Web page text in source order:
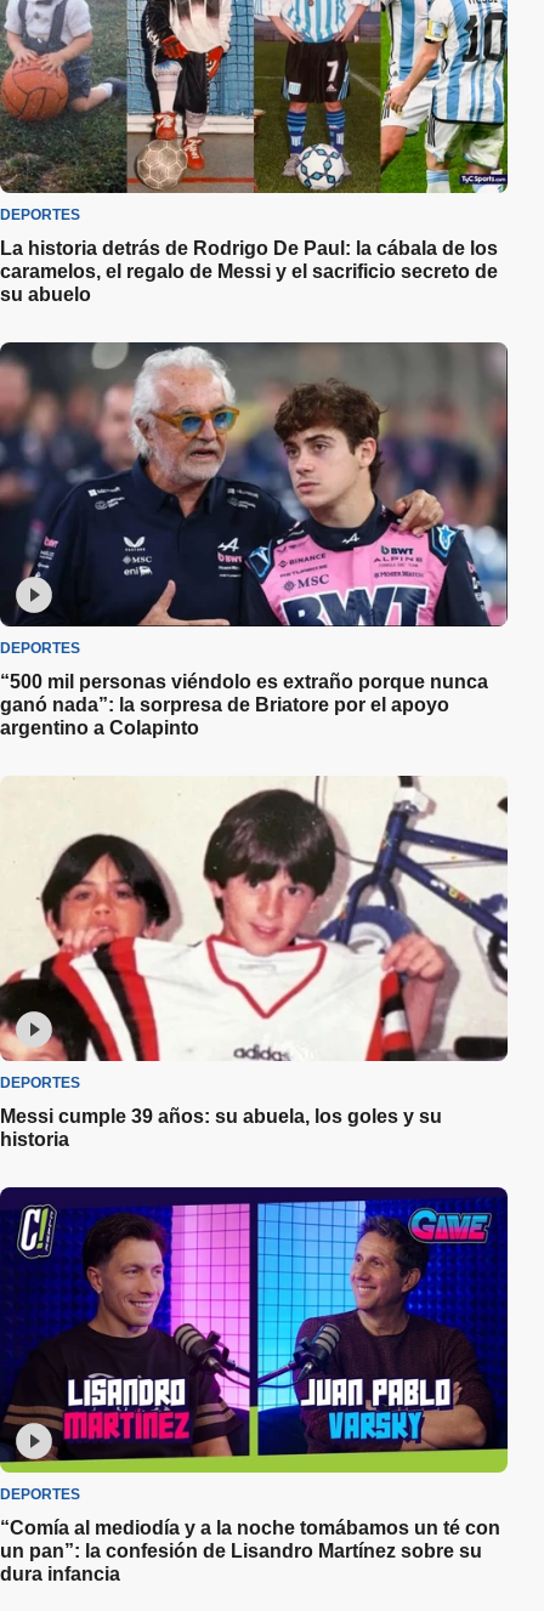
DEPORTES
La historia detrás de Rodrigo De Paul: la cábala de los
caramelos, el regalo de Messi y el sacrificio secreto de
su abuelo
DEPORTES
“500 mil personas viéndolo es extraño porque nunca
ganó nada”: la sorpresa de Briatore por el apoyo
argentino a Colapinto
DEPORTES
Messi cumple 39 años: su abuela, los goles y su
historia
DEPORTES
“Comía al mediodía y a la noche tomábamos un té con
un pan”: la confesión de Lisandro Martínez sobre su
dura infancia